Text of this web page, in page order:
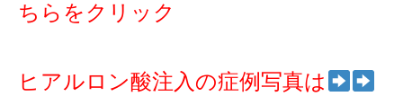
ちらをクリック
ヒアルロン酸注入の症例写真は